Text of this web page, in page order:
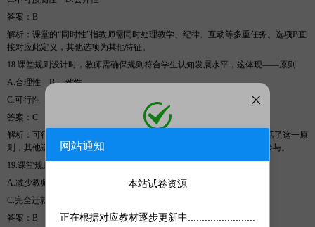
答案 ： B
解析 ：课堂的“同时性”指教师需同时处理教学、纪律、互动等多重任务。选项B直
接对应此定义，其他选项为其他特征。
18.课堂规则设计时，教师需确保规则符合学生认知发展水平，这体现――原则
A.合理性
B.一致性
C.可行性
答案 ： C
解析 ：可行性原则要求规则具备可操作性和学生理解度。选项
C准确概括了这一原
则，其他选项如合理性（如A）侧重公平性，民主性（如D）强调学生参与。
19.课堂规则建立时，让学生参与讨论的主要目的是
A.减少教师制定规则的工作量
B.增加学生对规则的认同感与遵守意愿
C.完全迁就学生的不合理需求
答案 ： B
网站通知
本站试卷资源
正在根据对应教材逐步更新中........................
添加客服为微信好友，人工处理更快